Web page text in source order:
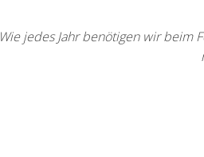
Wie jedes Jahr benötigen wir beim